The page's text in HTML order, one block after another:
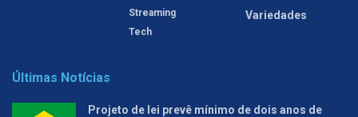
Streaming
Tech
Variedades
Últimas Notícias
Projeto de lei prevê mínimo de dois anos de